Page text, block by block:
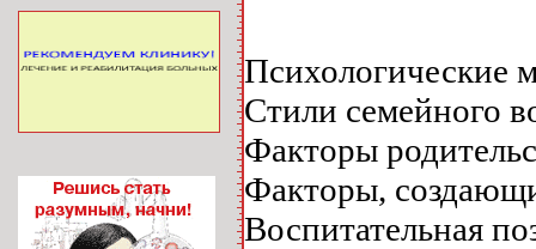
Психологические
Стили семейного
Факторы
Факторы,
Воспитательная